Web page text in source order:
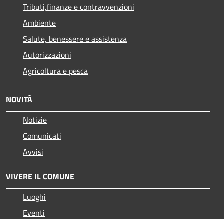
Tributi,finanze e contravvenzioni
Ambiente
Salute, benessere e assistenza
Autorizzazioni
Agricoltura e pesca
NOVITÀ
Notizie
Comunicati
Avvisi
VIVERE IL COMUNE
Luoghi
Eventi